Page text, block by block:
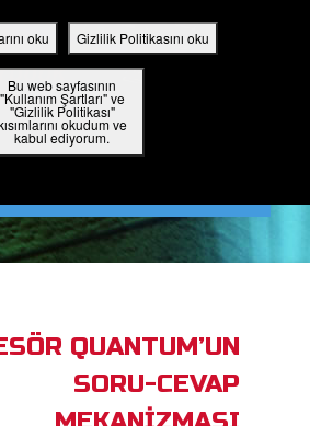
oku Gizlilik Politikasını oku
Bu web sayfasının
"Kullanım Şartları" ve
"Gizlilik Politikası"
okudum ve
kabul ediyorum.
QUANTUM’UN
SORU-CEVAP